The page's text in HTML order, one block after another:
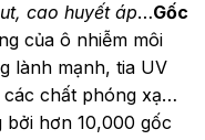
cao huyết áp…Gốc
của ô nhiễm môi
lành mạnh, tia UV
chất phóng xạ…
bởi hơn 10,000 gốc